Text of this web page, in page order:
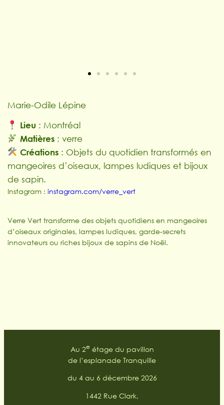
Marie-Odile Lépine
Lieu : Montréal
Matières: verre
Créations: Objets du quotidien transformés en
mangeoires d’oiseaux, lampes ludiques et bijoux
de sapin.
Instagram :instagram.com/verre_vert
Verre Vert transforme des objets quotidiens en mangeoires
d’oiseaux originales, lampes ludiques, garde-secrets
innovateurs ou riches bijoux de sapins de Noël.
Au 2e étage du pavillon
de l’esplanade Tranquille
du 4 au 6 décembre 2026
1442 Rue Clark,